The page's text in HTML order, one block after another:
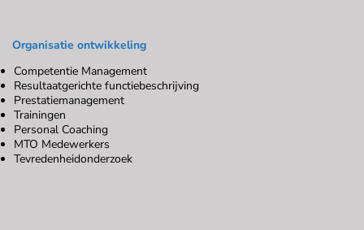
Organisatie ontwikkeling
Competentie Management
Resultaatgerichte functiebeschrijving
Prestatiemanagement
Trainingen
Personal Coaching
MTO Medewerkers
Tevredenheidonderzoek